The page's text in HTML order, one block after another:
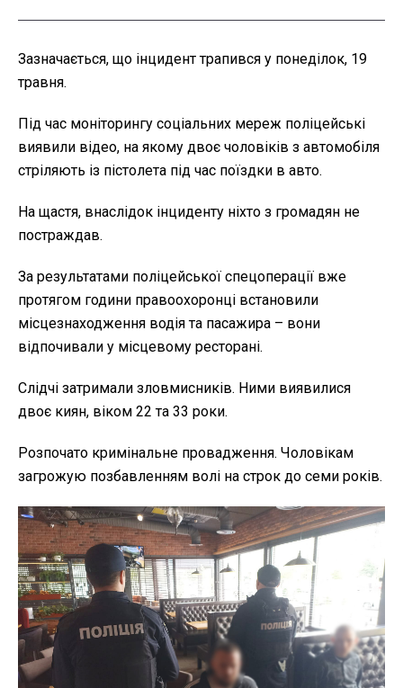
Зазначається, що інцидент трапився у понеділок, 19
травня.
Під час моніторингу соціальних мереж поліцейські
виявили відео, на якому двоє чоловіків з автомобіля
стріляють із пістолета під час поїздки в авто.
На щастя, внаслідок інциденту ніхто з громадян не
постраждав.
За результатами поліцейської спецоперації вже
протягом години правоохоронці встановили
місцезнаходження водія та пасажира – вони
відпочивали у місцевому ресторані.
Слідчі затримали зловмисників. Ними виявилися
двоє киян, віком 22 та 33 роки.
Розпочато кримінальне провадження. Чоловікам
загрожую позбавленням волі на строк до семи років.